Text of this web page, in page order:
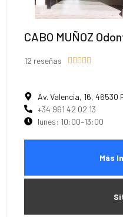
CABO MUÑOZ
12 reseñas     
Av. Valencia, 16, 46530
+34 961 42 02 13
lunes: 10:00–13:00
Más